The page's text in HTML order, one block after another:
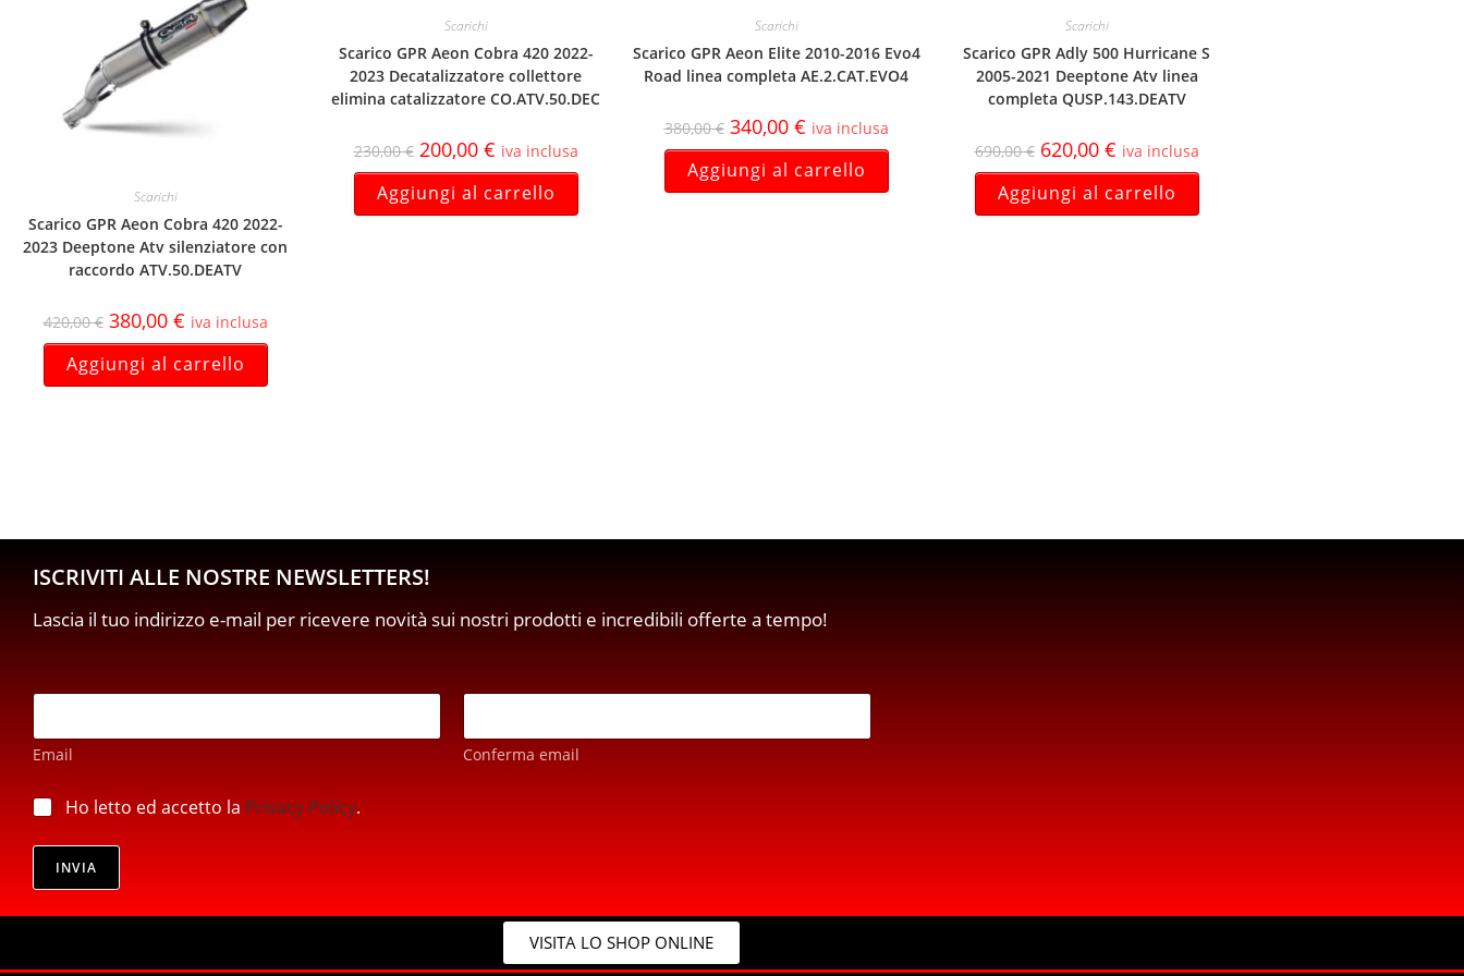
Scarichi
Scarico GPR Aeon Cobra 420 2022-
2023 Deeptone Atv silenziatore con
raccordo ATV.50.DEATV
420,00€ 380,00 € iva inclusa
Aggiungi al carrello
Scarichi
Scarico GPR Aeon Cobra 420 2022-
2023 Decatalizzatore collettore
elimina catalizzatore CO.ATV.50.DEC
230,00€ 200,00 € iva inclusa
Aggiungi al carrello
Scarichi
Scarico GPR Aeon Elite 2010-2016 Evo4
Road linea completa AE.2.CAT.EVO4
380,00€ 340,00 € iva inclusa
Aggiungi al carrello
Scarichi
Scarico GPR Adly 500 Hurricane S
2005-2021 Deeptone Atv linea
completa QUSP.143.DEATV
690,00€ 620,00 € iva inclusa
Aggiungi al carrello
ISCRIVITI ALLE NOSTRE NEWSLETTERS!
Lascia il tuo indirizzo e-mail per ricevere novità sui nostri prodotti e incredibili offerte a tempo!
E
a
i
*
Email Conferma email
r
v
c
y
p
i
a
Ho letto ed accetto la Privacy Policy.
INVIA
VISITA LO SHOP ONLINE